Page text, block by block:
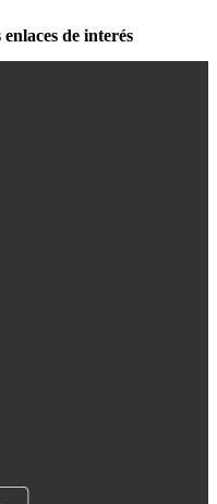
de interés